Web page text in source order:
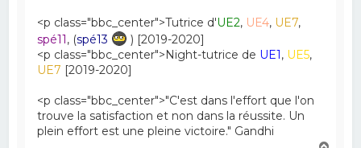
<p class="bbc_center">Tutrice d'UE2, UE4, UE7,
spé11, (spé13
) [2019-2020]
<p class="bbc_center">Night-tutrice de UE1, UE5,
UE7 [2019-2020]
<p class="bbc_center">"C'est dans l'effort que l'on
trouve la satisfaction et non dans la réussite. Un
plein effort est une pleine victoire." Gandhi